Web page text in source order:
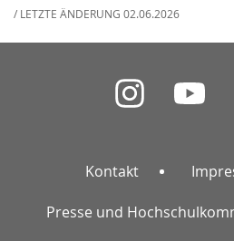
/ LETZTE ÄNDERUNG 02.06.2026
Kontakt
Presse und